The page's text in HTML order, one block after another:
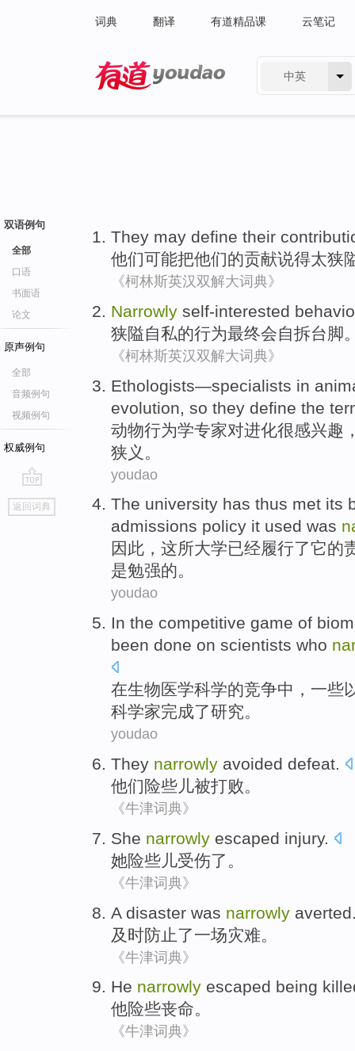
词典 翻译 有道精品课 云笔记
中英
双语例句
全部
口语
书面语
论文
原声例句
全部
音频例句
视频例句
权威例句
go
top
返回词典
They may define their
他们可能把他们的贡献说得太狭
《柯林斯英汉双解大词典》
Narrowly self-interested
狭隘自私的行为最终会自拆台脚
《柯林斯英汉双解大词典》
Ethologists—specialists in
evolution so they define the
动物行为学专家对进化很感兴趣
狭义。
youdao
The university has thus met its
admissions policy it used was
因此 ， 这所大学已经履行了它的
是勉强的。
youdao
In the competitive game of
been done on scientists who
在生物医学科学的竞争中，一些
科学家完成了研究。
youdao
They narrowly avoided defeat.
他们险些 儿被打败。
《牛津词典》
She narrowly escaped injury.
她险些 儿受伤了。
《牛津词典》
A disaster was narrowly averted
及时防止了一场灾难。
《牛津词典》
He narrowly escaped being
他险些丧命。
《牛津词典》